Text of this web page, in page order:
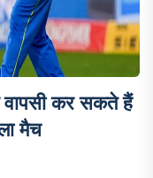
कर सकते हैं
मैच